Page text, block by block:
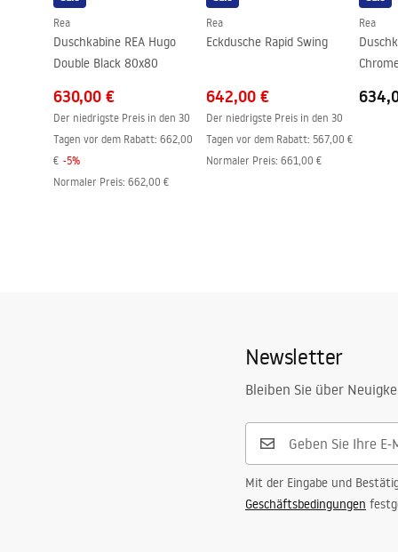
Beschichtungstechnologie
Anschlussmaß
mm
Garantie
24 monate
Rea
Duschkabine REA Hugo
Double Black 80x80
630,00 €
Der niedrigste Preis in den 30
Tagen vor dem Rabatt: 662,00
€ -5%
Normaler Preis: 662,00 €
Rea
Eckdusche Rapid Swing
642,00 €
Der niedrigste Preis in den 30
Tagen vor dem Rabatt: 567,00 €
Normaler Preis: 661,00 €
Rea
Newsletter
Bleiben Sie über
Mit der Eingabe und
Geschäftsbedingungen